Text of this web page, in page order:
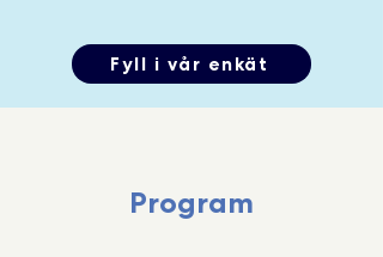
Fyll i vår enkät
Program